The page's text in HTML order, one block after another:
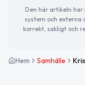
Den här artikeln
system och externa
korrekt, sakligt och
Hem Samhälle